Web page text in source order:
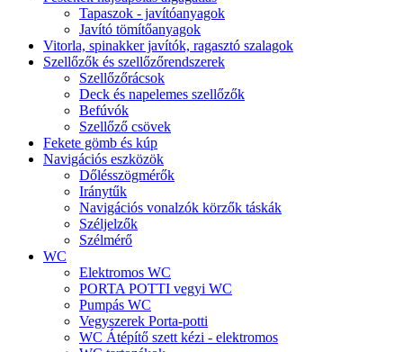
Tapaszok - javítóanyagok
Javító tömítőanyagok
Vitorla, spinakker javítók, ragasztó szalagok
Szellőzők és szellőzőrendszerek
Szellőzőrácsok
Deck és napelemes szellőzők
Befúvók
Szellőző csövek
Fekete gömb és kúp
Navigációs eszközök
Dőlésszögmérők
Iránytűk
Navigációs vonalzók körzők táskák
Széljelzők
Szélmérő
WC
Elektromos WC
PORTA POTTI vegyi WC
Pumpás WC
Vegyszerek Porta-potti
WC Átépítő szett kézi - elektromos